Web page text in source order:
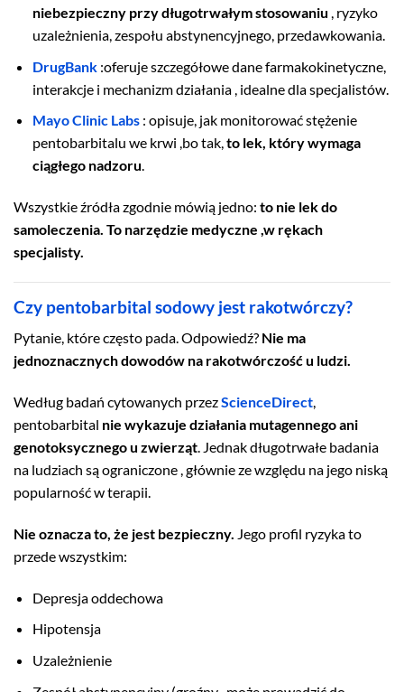
niebezpieczny przy długotrwałym stosowaniu , ryzyko
uzależnienia, zespołu abstynencyjnego, przedawkowania.
DrugBank:oferuje szczegółowe dane farmakokinetyczne,
interakcje i mechanizm działania , idealne dla specjalistów.
Mayo Clinic Labs: opisuje, jak monitorować stężenie
pentobarbitalu we krwi ,bo tak,to lek, który wymaga
ciągłego nadzoru.
Wszystkie źródła zgodnie mówią jedno: to nie lek do
samoleczenia. To narzędzie medyczne ,w rękach
specjalisty.
Czy pentobarbital sodowy jest rakotwórczy?
Pytanie, które często pada. Odpowiedź? Nie ma
jednoznacznych dowodów na rakotwórczość u ludzi.
Według badań cytowanych przezScienceDirect,
pentobarbital nie wykazuje działania mutagennego ani
genotoksycznego u zwierząt. Jednak długotrwałe badania
na ludziach są ograniczone , głównie ze względu na jego niską
popularność w terapii.
Nie oznacza to, że jest bezpieczny. Jego profil ryzyka to
przede wszystkim:
Depresja oddechowa
Hipotensja
Uzależnienie